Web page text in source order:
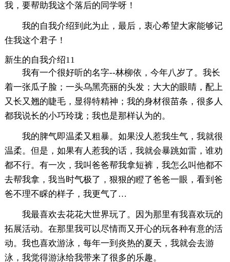
我，要帮助我这个落后的同学呀！
我的自我介绍到此为止，最后，衷心希望大家能够记
住我这个君子！
新生的自我介绍11
我有一个很好听的名字--林柳依，今年八岁了。我长
着一张瓜子脸；一头乌黑亮丽的头发；大大的眼睛，配上
又长又翘的睫毛，显得特精神；我的身材很苗条，很多人
都我说长的小巧玲珑；我也是那样认为的。
我的脾气即温柔又粗暴。如果没人惹我生气，我就很
温柔。但是，如果有人惹我的话，我就会暴跳如雷，谁劝
都不行。有一次，我叫爸爸帮我拿短裤，我怎么叫他都不
去帮我拿，我当时气极了，狠狠的瞪了爸爸一眼，看到爸
爸不理不睬的样子，我更气了…
我最喜欢去花花大世界玩了。因为那里有我喜欢玩的
拓展活动。在那里我可以尽情而又开心的玩各种有意的活
动。我也喜欢游泳，每年一到炎热的夏天，我就会去游
泳，我觉得游泳给我带来了很多的乐趣。